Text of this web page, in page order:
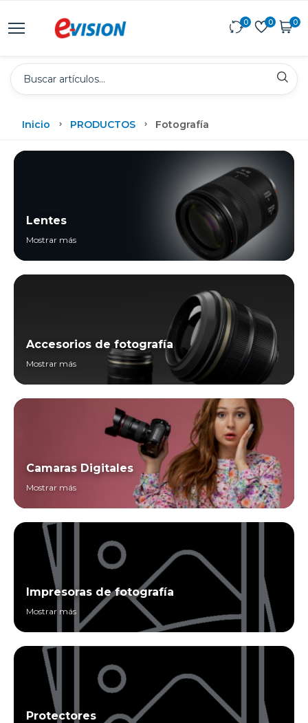
0 0 0
Inicio PRODUCTOS Fotografía
Lentes
Mostrar más
Accesorios de fotografía
Mostrar más
Camaras Digitales
Mostrar más
Impresoras de fotografía
Mostrar más
Protectores